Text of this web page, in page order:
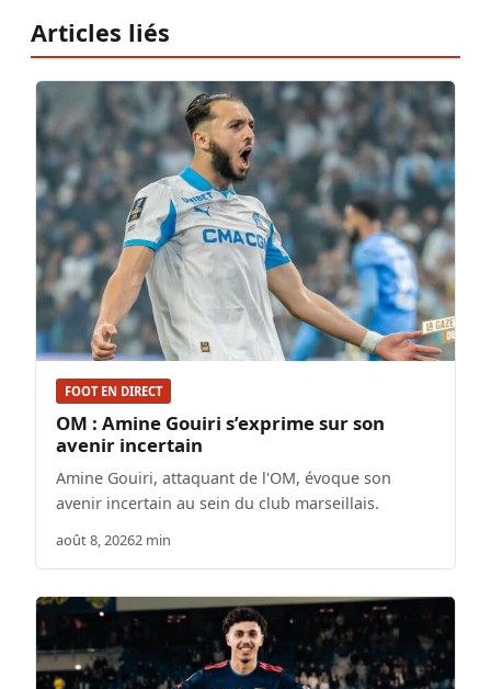
Articles liés
FOOT EN DIRECT
OM : Amine Gouiri s’exprime sur son
avenir incertain
Amine Gouiri, attaquant de l'OM, évoque son
avenir incertain au sein du club marseillais.
août 8, 20262 min